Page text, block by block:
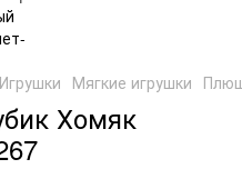
Игрушки Мягкие игрушки
Хомяк